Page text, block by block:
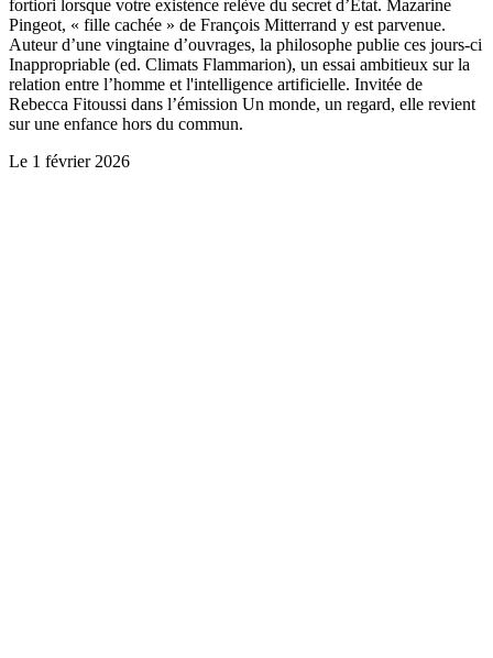
fortiori lorsque votre existence relève du secret d’Etat. Mazarine
Pingeot, « fille cachée » de François Mitterrand y est parvenue.
Auteur d’une vingtaine d’ouvrages, la philosophe publie ces jours-ci
Inappropriable (ed. Climats Flammarion), un essai ambitieux sur la
relation entre l’homme et l'intelligence artificielle. Invitée de
Rebecca Fitoussi dans l’émission Un monde, un regard, elle revient
sur une enfance hors du commun.
Le 1 février 2026